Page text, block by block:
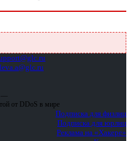
—
от DDoS в мире
Подписка для физлиц
Подписка для юрлиц
Реклама на «Хакере»